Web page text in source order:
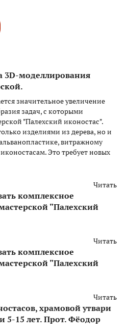
3D-моделлирования
значительное увеличение
задач, с которыми
"Палехский иконостас".
изделиями из дерева, но и
витражному
Это требует новых
Читать
комплексное
"Палехский
Читать
комплексное
"Палехский
Читать
храмовой утвари
5-15 лет. Прот. Фёодор